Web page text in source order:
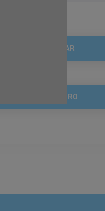
REGISTRO